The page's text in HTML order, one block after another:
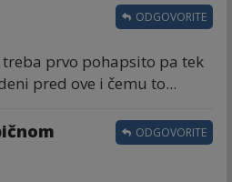
prvo pohapsito pa tek
pred ove i čemu to...
ODGOVORITE
ODGOVORITE